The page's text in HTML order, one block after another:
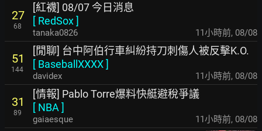
27
68
[紅襪] 08/07 今日消息
[ RedSox]
tanaka0826 11小時前, 08/08
51
144
[閒聊] 台中阿伯行車糾紛持刀刺傷人被反擊K.O.
[ BaseballXXXX]
davidex 11小時前, 08/08
31
89
[情報] Pablo Torre爆料快艇避稅爭議
[ NBA ]
gaiaesque 11小時前, 08/08